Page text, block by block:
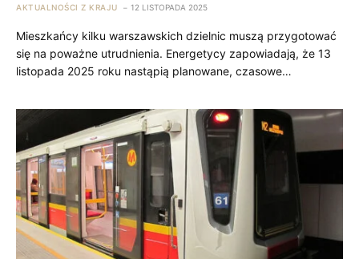
AKTUALNOŚCI Z KRAJU 12 LISTOPADA 2025
Mieszkańcy kilku warszawskich dzielnic muszą przygotować
się na poważne utrudnienia. Energetycy zapowiadają, że 13
listopada 2025 roku nastąpią planowane, czasowe…